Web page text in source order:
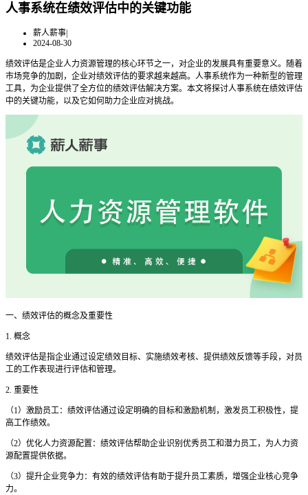
人事系统在绩效评估中的关键功能
薪人薪事|
2024-08-30
绩效评估是企业人力资源管理的核心环节之一，对企业的发展具有重要意义。随着
市场竞争的加剧，企业对绩效评估的要求越来越高。人事系统作为一种新型的管理
工具，为企业提供了全方位的绩效评估解决方案。本文将探讨人事系统在绩效评估
中的关键功能，以及它如何助力企业应对挑战。
一、绩效评估的概念及重要性
1. 概念
绩效评估是指企业通过设定绩效目标、实施绩效考核、提供绩效反馈等手段，对员
工的工作表现进行评估和管理。
2. 重要性
（1）激励员工：绩效评估通过设定明确的目标和激励机制，激发员工积极性，提
高工作绩效。
（2）优化人力资源配置：绩效评估帮助企业识别优秀员工和潜力员工，为人力资
源配置提供依据。
（3）提升企业竞争力：有效的绩效评估有助于提升员工素质，增强企业核心竞争
力。